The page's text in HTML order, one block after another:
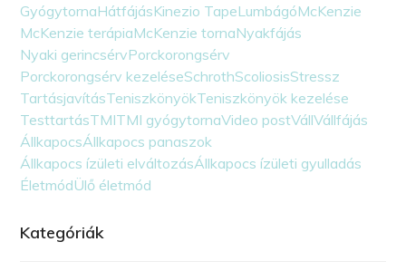
GyógytornaHátfájásKinezio TapeLumbágóMcKenzie
McKenzie terápiaMcKenzie tornaNyakfájás
Nyaki gerincsérvPorckorongsérv
Porckorongsérv kezeléseSchrothScoliosisStressz
TartásjavításTeniszkönyökTeniszkönyök kezelése
TesttartásTMITMI gyógytornaVideo postVállVállfájás
ÁllkapocsÁllkapocs panaszok
Állkapocs ízületi elváltozásÁllkapocs ízületi gyulladás
ÉletmódÜlő életmód
Kategóriák